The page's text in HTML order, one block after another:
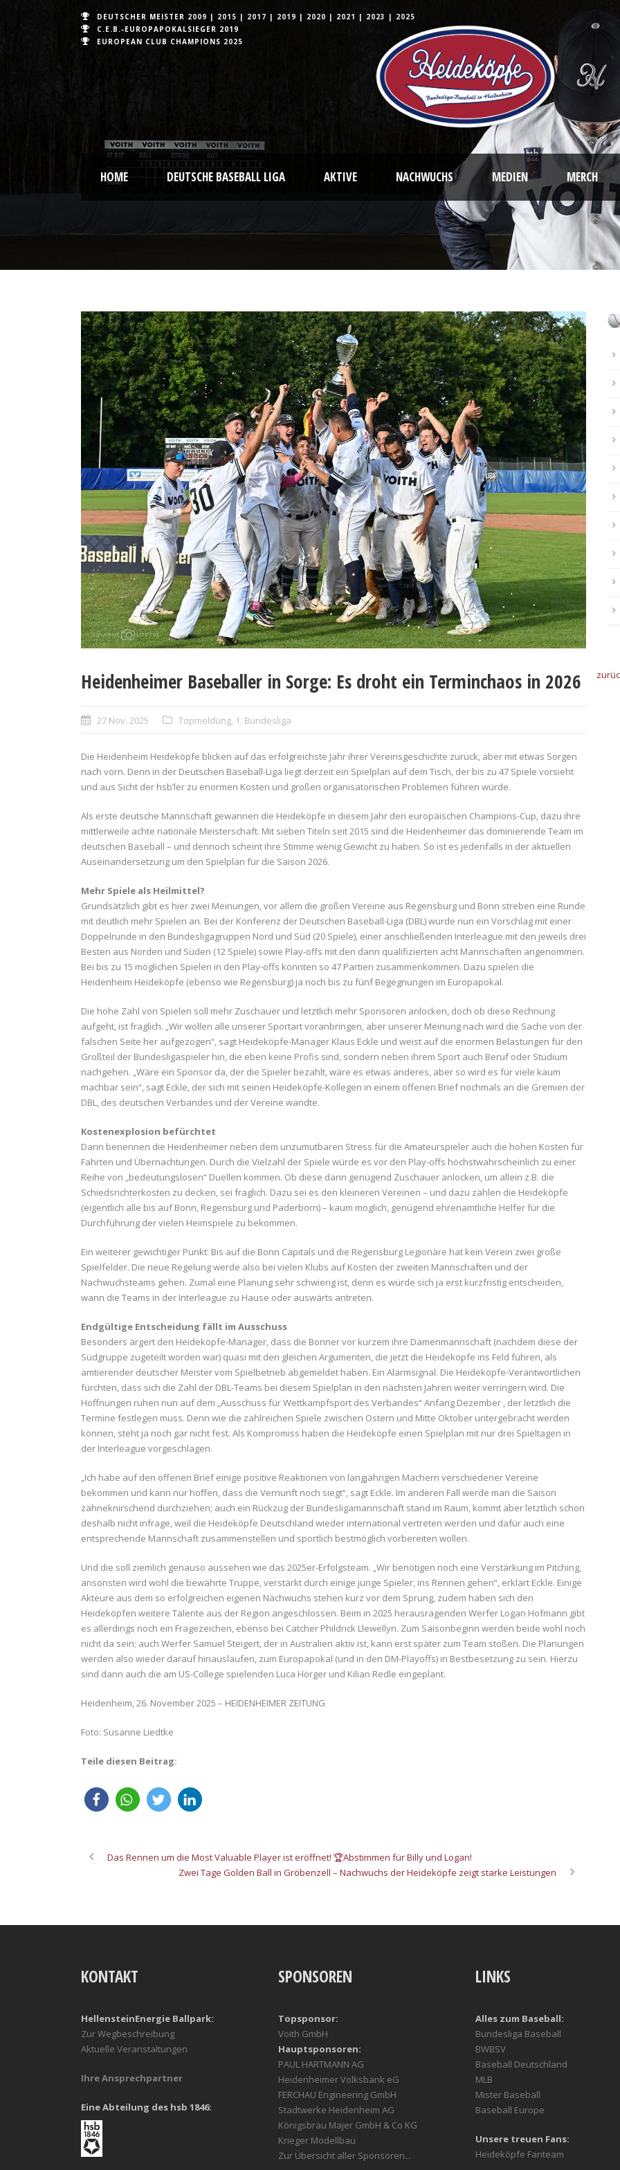
DEUTSCHER MEISTER 2009 | 2015 | 2017 | 2019 | 2020 | 2021 | 2023 | 2025
C.E.B.-EUROPAPOKALSIEGER 2019
EUROPEAN CLUB CHAMPIONS 2025
HOME DEUTSCHE BASEBALL LIGA AKTIVE NACHWUCHS MEDIEN MERCH
Heidenheimer Baseballer in Sorge: Es droht ein Terminchaos in 2026
27 Nov. 2025 Topmeldung, 1. Bundesliga
Die Heidenheim Heideköpfe blicken auf das erfolgreichste Jahr ihrer Vereinsgeschichte zurück, aber mit etwas Sorgen
nach vorn. Denn in der Deutschen Baseball-Liga liegt derzeit ein Spielplan auf dem Tisch, der bis zu 47 Spiele vorsieht
und aus Sicht der hsb’ler zu enormen Kosten und großen organisatorischen Problemen führen würde.
Als erste deutsche Mannschaft gewannen die Heideköpfe in diesem Jahr den europäischen Champions-Cup, dazu ihre
mittlerweile achte nationale Meisterschaft. Mit sieben Titeln seit 2015 sind die Heidenheimer das dominierende Team im
deutschen Baseball – und dennoch scheint ihre Stimme wenig Gewicht zu haben. So ist es jedenfalls in der aktuellen
Auseinandersetzung um den Spielplan für die Saison 2026.
Mehr Spiele als Heilmittel?
Grundsätzlich gibt es hier zwei Meinungen, vor allem die großen Vereine aus Regensburg und Bonn streben eine Runde
mit deutlich mehr Spielen an. Bei der Konferenz der Deutschen Baseball-Liga (DBL) wurde nun ein Vorschlag mit einer
Doppelrunde in den Bundesligagruppen Nord und Süd (20 Spiele), einer anschließenden Interleague mit den jeweils drei
Besten aus Norden und Süden (12 Spiele) sowie Play-offs mit den dann qualifizierten acht Mannschaften angenommen.
Bei bis zu 15 möglichen Spielen in den Play-offs könnten so 47 Partien zusammenkommen. Dazu spielen die
Heidenheim Heideköpfe (ebenso wie Regensburg) ja noch bis zu fünf Begegnungen im Europapokal.
Die hohe Zahl von Spielen soll mehr Zuschauer und letztlich mehr Sponsoren anlocken, doch ob diese Rechnung
aufgeht, ist fraglich. „Wir wollen alle unserer Sportart voranbringen, aber unserer Meinung nach wird die Sache von der
falschen Seite her aufgezogen“, sagt Heideköpfe-Manager Klaus Eckle und weist auf die enormen Belastungen für den
Großteil der Bundesligaspieler hin, die eben keine Profis sind, sondern neben ihrem Sport auch Beruf oder Studium
nachgehen. „Wäre ein Sponsor da, der die Spieler bezahlt, wäre es etwas anderes, aber so wird es für viele kaum
machbar sein“, sagt Eckle, der sich mit seinen Heideköpfe-Kollegen in einem offenen Brief nochmals an die Gremien der
DBL, des deutschen Verbandes und der Vereine wandte.
Kostenexplosion befürchtet
Darin benennen die Heidenheimer neben dem unzumutbaren Stress für die Amateurspieler auch die hohen Kosten für
Fahrten und Übernachtungen. Durch die Vielzahl der Spiele würde es vor den Play-offs höchstwahrscheinlich zu einer
Reihe von „bedeutungslosen“ Duellen kommen. Ob diese dann genügend Zuschauer anlocken, um allein z.B. die
Schiedsrichterkosten zu decken, sei fraglich. Dazu sei es den kleineren Vereinen – und dazu zählen die Heideköpfe
(eigentlich alle bis auf Bonn, Regensburg und Paderborn) – kaum möglich, genügend ehrenamtliche Helfer für die
Durchführung der vielen Heimspiele zu bekommen.
Ein weiterer gewichtiger Punkt: Bis auf die Bonn Capitals und die Regensburg Legionäre hat kein Verein zwei große
Spielfelder. Die neue Regelung werde also bei vielen Klubs auf Kosten der zweiten Mannschaften und der
Nachwuchsteams gehen. Zumal eine Planung sehr schwierig ist, denn es würde sich ja erst kurzfristig entscheiden,
wann die Teams in der Interleague zu Hause oder auswärts antreten.
Endgültige Entscheidung fällt im Ausschuss
Besonders ärgert den Heideköpfe-Manager, dass die Bonner vor kurzem ihre Damenmannschaft (nachdem diese der
Südgruppe zugeteilt worden war) quasi mit den gleichen Argumenten, die jetzt die Heideköpfe ins Feld führen, als
amtierender deutscher Meister vom Spielbetrieb abgemeldet haben. Ein Alarmsignal. Die Heideköpfe-Verantwortlichen
fürchten, dass sich die Zahl der DBL-Teams bei diesem Spielplan in den nächsten Jahren weiter verringern wird. Die
Hoffnungen ruhen nun auf dem „Ausschuss für Wettkampfsport des Verbandes“ Anfang Dezember , der letztlich die
Termine festlegen muss. Denn wie die zahlreichen Spiele zwischen Ostern und Mitte Oktober untergebracht werden
können, steht ja noch gar nicht fest. Als Kompromiss haben die Heideköpfe einen Spielplan mit nur drei Spieltagen in
der Interleague vorgeschlagen.
„Ich habe auf den offenen Brief einige positive Reaktionen von langjährigen Machern verschiedener Vereine
bekommen und kann nur hoffen, dass die Vernunft noch siegt“, sagt Eckle. Im anderen Fall werde man die Saison
zähneknirschend durchziehen; auch ein Rückzug der Bundesligamannschaft stand im Raum, kommt aber letztlich schon
deshalb nicht infrage, weil die Heideköpfe Deutschland wieder international vertreten werden und dafür auch eine
entsprechende Mannschaft zusammenstellen und sportlich bestmöglich vorbereiten wollen.
Und die soll ziemlich genauso aussehen wie das 2025er-Erfolgsteam. „Wir benötigen noch eine Verstärkung im Pitching,
ansonsten wird wohl die bewährte Truppe, verstärkt durch einige junge Spieler, ins Rennen gehen“, erklärt Eckle. Einige
Akteure aus dem so erfolgreichen eigenen Nachwuchs stehen kurz vor dem Sprung, zudem haben sich den
Heideköpfen weitere Talente aus der Region angeschlossen. Beim in 2025 herausragenden Werfer Logan Hofmann gibt
es allerdings noch ein Fragezeichen, ebenso bei Catcher Phildrick Llewellyn. Zum Saisonbeginn werden beide wohl noch
nicht da sein; auch Werfer Samuel Steigert, der in Australien aktiv ist, kann erst später zum Team stoßen. Die Planungen
werden also wieder darauf hinauslaufen, zum Europapokal (und in den DM-Playoffs) in Bestbesetzung zu sein. Hierzu
sind dann auch die am US-College spielenden Luca Hörger und Kilian Redle eingeplant.
Heidenheim, 26. November 2025 – HEIDENHEIMER ZEITUNG
Foto: Susanne Liedtke
Teile diesen Beitrag:
Das Rennen um die Most Valuable Player ist eröffnet! 🏆Abstimmen für Billy und Logan!
Zwei Tage Golden Ball in Gröbenzell – Nachwuchs der Heideköpfe zeigt starke Leistungen
KONTAKT
HellensteinEnergie Ballpark:
Zur Wegbeschreibung
Aktuelle Veranstaltungen
Ihre Ansprechpartner
Eine Abteilung des hsb 1846:
SPONSOREN
Topsponsor:
Voith GmbH
Hauptsponsoren:
PAUL HARTMANN AG
Heidenheimer Volksbank eG
FERCHAU Engineering GmbH
Stadtwerke Heidenheim AG
Königsbräu Majer GmbH & Co KG
Krieger Modellbau
Zur Übersicht aller Sponsoren...
LINKS
Alles zum Baseball:
Bundesliga Baseball
BWBSV
Baseball Deutschland
MLB
Mister Baseball
Baseball Europe
Unsere treuen Fans:
Heideköpfe Fanteam